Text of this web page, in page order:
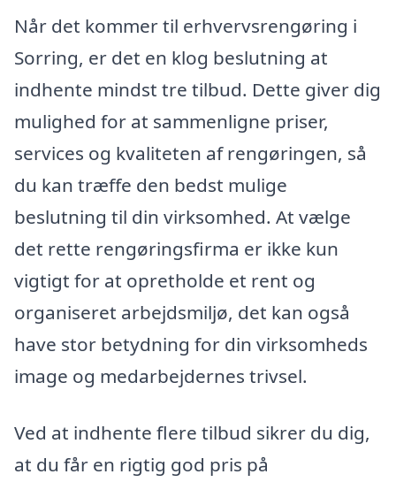
Når det kommer til erhvervsrengøring i
Sorring, er det en klog beslutning at
indhente mindst tre tilbud. Dette giver dig
mulighed for at sammenligne priser,
services og kvaliteten af rengøringen, så
du kan træffe den bedst mulige
beslutning til din virksomhed. At vælge
det rette rengøringsfirma er ikke kun
vigtigt for at opretholde et rent og
organiseret arbejdsmiljø, det kan også
have stor betydning for din virksomheds
image og medarbejdernes trivsel.
Ved at indhente flere tilbud sikrer du dig,
at du får en rigtig god pris på